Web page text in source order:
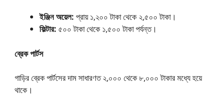
ইঞ্জিন অয়েল: প্রায় ১,২০০ টাকা থেকে ২,৫০০ টাকা।
ফিল্টার: ৫০০ টাকা থেকে ১,৫০০ টাকা পর্যন্ত।
ব্রেক পার্টস
গাড়ির ব্রেক পার্টসের দাম সাধারণত ২,০০০ থেকে ৮,০০০ টাকার মধ্যে হয়ে
থাকে।